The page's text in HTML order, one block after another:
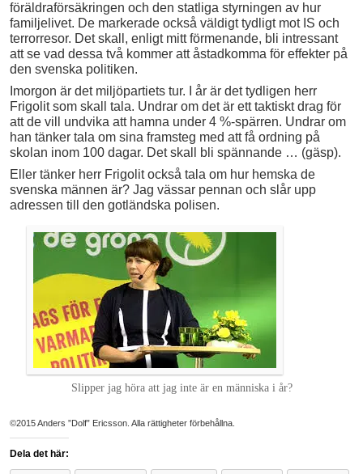
föräldraförsäkringen och den statliga styrningen av hur
familjelivet. De markerade också väldigt tydligt mot IS och
terrorresor. Det skall, enligt mitt förmenande, bli intressant
att se vad dessa två kommer att åstadkomma för effekter på
den svenska politiken.
Imorgon är det miljöpartiets tur. I år är det tydligen herr
Frigolit som skall tala. Undrar om det är ett taktiskt drag för
att de vill undvika att hamna under 4 %-spärren. Undrar om
han tänker tala om sina framsteg med att få ordning på
skolan inom 100 dagar. Det skall bli spännande … (gäsp).
Eller tänker herr Frigolit också tala om hur hemska de
svenska männen är? Jag vässar pennan och slår upp
adressen till den gotländska polisen.
Slipper jag höra att jag inte är en människa i år?
©2015 Anders ”Dolf” Ericsson. Alla rättigheter förbehållna.
Dela det här: